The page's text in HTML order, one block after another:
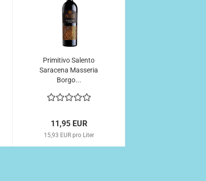
Primitivo Salento
Saracena Masseria
Borgo...
11,95 EUR
15,93 EUR pro Liter